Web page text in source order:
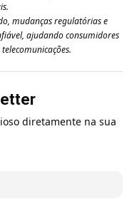
mudanças regulatórias e
ajudando consumidores
diretamente na sua